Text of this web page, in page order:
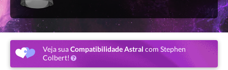
Veja suaCompatibilidade Astral com Stephen
Colbert!